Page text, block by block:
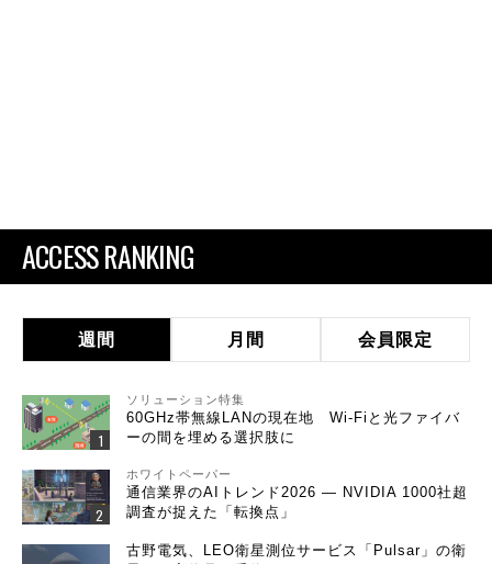
ACCESS RANKING
週間 月間 会員限定
ソリューション特集
60GHz帯無線LANの現在地 Wi-Fiと光ファイバ
ーの間を埋める選択肢に
ホワイトペーパー
通信業界のAIトレンド2026 ― NVIDIA 1000社超
調査が捉えた「転換点」
古野電気、LEO衛星測位サービス「Pulsar」の衛